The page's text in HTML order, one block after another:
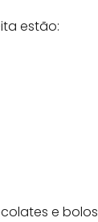
estão:
e bolos